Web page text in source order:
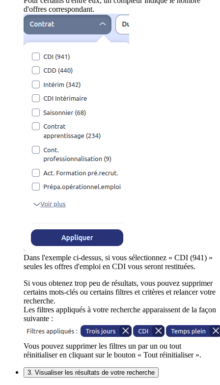
d'offres correspondant.
Dans l'exemple ci-dessus, si vous sélectionnez « CDI (941) »
seules les offres d'emploi en CDI vous seront restituées.
Si vous obtenez trop peu de résultats, vous pouvez supprimer
certains mots-clés ou certains filtres et critères et relancer votre
recherche.
Les filtres appliqués à votre recherche apparaissent de la façon
suivante :
Vous pouvez supprimer les filtres un par un ou tout
réinitialiser en cliquant sur le bouton « Tout réinitialiser ».
3. Visualiser les résultats de votre recherche